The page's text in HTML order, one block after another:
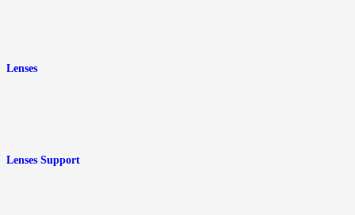
Lenses
Lenses Support